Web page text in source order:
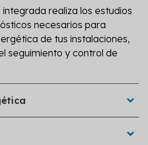
realiza los estudios
necesarios para
de tus instalaciones,
seguimiento y control de
de Ahorro Energético (CAE)